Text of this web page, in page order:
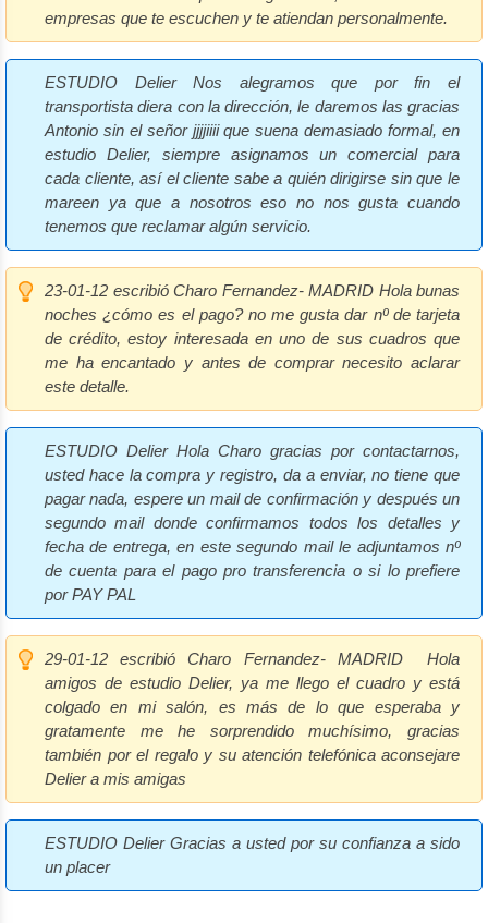
empresas que te escuchen y te atiendan personalmente.
ESTUDIO DelierNos alegramos que por fin el
transportista diera con la dirección, le daremos las gracias
Antonio sin el señor jjjjiiii que suena demasiado formal, en
estudio Delier, siempre asignamos un comercial para
cada cliente, así el cliente sabe a quién dirigirse sin que le
mareen ya que a nosotros eso no nos gusta cuando
tenemos que reclamar algún servicio.
23-01-12 escribió Charo Fernandez- MADRID Hola bunas
noches ¿cómo es el pago? no me gusta dar nº de tarjeta
de crédito, estoy interesada en uno de sus cuadros que
me ha encantado y antes de comprar necesito aclarar
este detalle.
ESTUDIO Delier Hola Charo gracias por contactarnos,
usted hace la compra y registro, da a enviar, no tiene que
pagar nada, espere un mail de confirmación y después un
segundo mail donde confirmamos todos los detalles y
fecha de entrega, en este segundo mail le adjuntamos nº
de cuenta para el pago pro transferencia o si lo prefiere
por PAY PAL
29-01-12 escribió Charo Fernandez- MADRID
Hola
amigos de estudio Delier, ya me llego el cuadro y está
colgado en mi salón, es más de lo que esperaba y
gratamente me he sorprendido muchísimo, gracias
también por el regalo y su atención telefónica aconsejare
Delier a mis amigas
ESTUDIO Delier Gracias a usted por su confianza a sido
un placer